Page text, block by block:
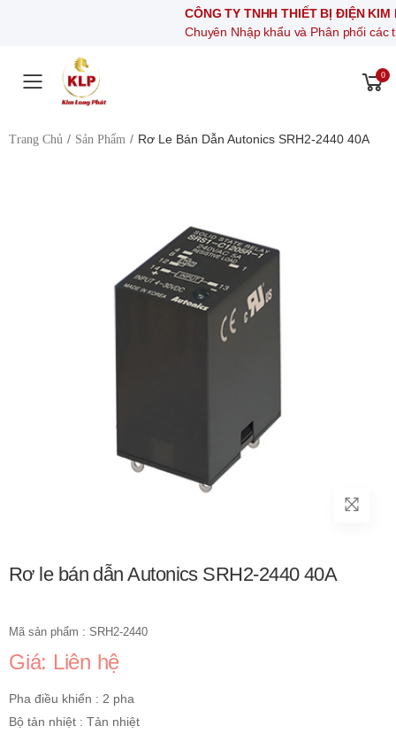
CÔNG TY TNHH THIẾT BỊ ĐIỆN KIM LONG
Chuyên Nhập khẩu và Phân phối các thiết bị
Toggle mobile menu
0
Trang Chủ Sản Phẩm Rơ Le Bán Dẫn Autonics SRH2-2440 40A
Rơ le bán dẫn Autonics SRH2-2440 40A
Mã sản phẩm : SRH2-2440
Giá: Liên hệ
Pha điều khiển : 2 pha
Bộ tản nhiệt : Tản nhiệt